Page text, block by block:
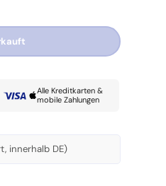
Alle Kreditkarten &
mobile Zahlungen
innerhalb DE)